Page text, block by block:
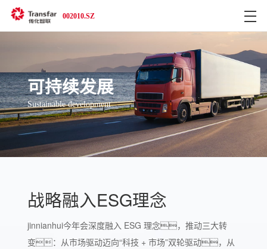
002010.SZ
可持续发展
Sustainable development
战略融入ESG理念
jinnianhui今年会深度融入 ESG 理念，推动三大转
变：从市场驱动迈向“科技 + 市场”双轮驱动，从